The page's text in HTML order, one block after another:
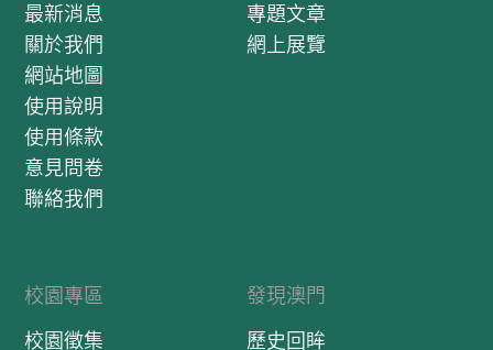
最新消息
關於我們
網站地圖
使用說明
使用條款
意見問卷
聯絡我們
專題文章
網上展覽
校園專區
校園徵集
發現澳門
歷史回眸